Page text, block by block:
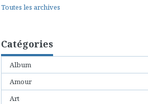
Toutes les archives
Catégories
Album
Amour
Art